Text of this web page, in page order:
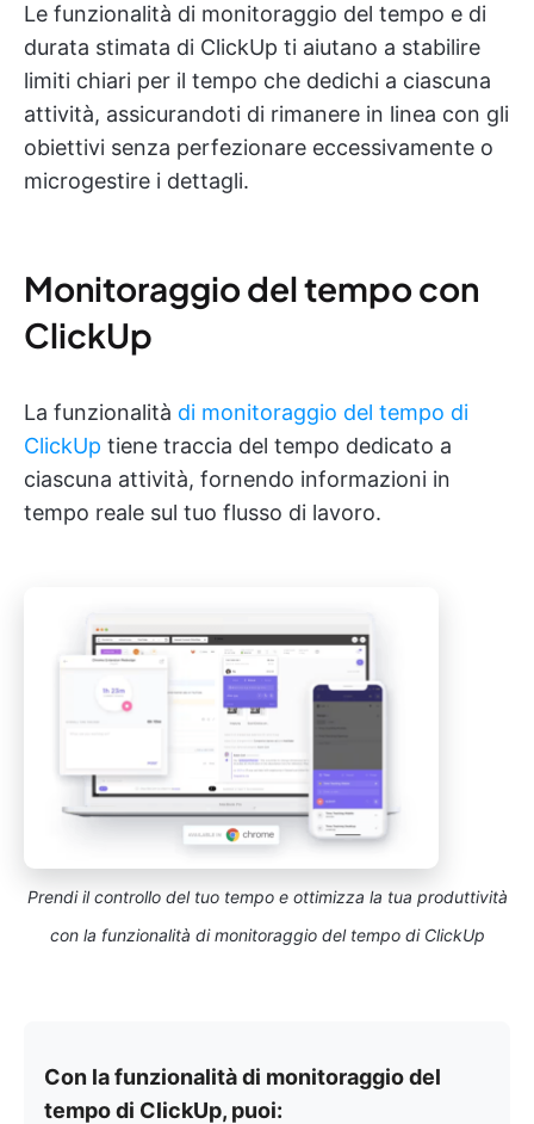
Le funzionalità di monitoraggio del tempo e di
durata stimata di ClickUp ti aiutano a stabilire
limiti chiari per il tempo che dedichi a ciascuna
attività, assicurandoti di rimanere in linea con gli
obiettivi senza perfezionare eccessivamente o
microgestire i dettagli.
Monitoraggio del tempo con
ClickUp
La funzionalità di monitoraggio del tempo di
ClickUp tiene traccia del tempo dedicato a
ciascuna attività, fornendo informazioni in
tempo reale sul tuo flusso di lavoro.
Prendi il controllo del tuo tempo e ottimizza la tua produttività
con la funzionalità di monitoraggio del tempo di ClickUp
Con la funzionalità di monitoraggio del
tempo di ClickUp, puoi: